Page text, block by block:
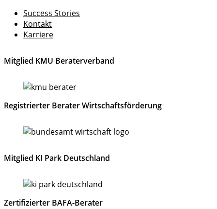
Success Stories
Kontakt
Karriere
Mitglied KMU Beraterverband
Registrierter Berater Wirtschaftsförderung
Mitglied KI Park Deutschland
Zertifizierter BAFA-Berater